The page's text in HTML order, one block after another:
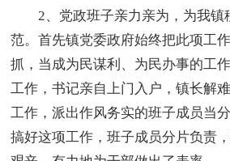
2、党政班子亲力亲为，为我镇
范。首先镇党委政府始终把此项工
抓，当成为民谋利、为民办事的工
工作，书记亲自上门入户，镇长解
工作，派出作风务实的班子成员当
搞好这项工作，班子成员分片负责